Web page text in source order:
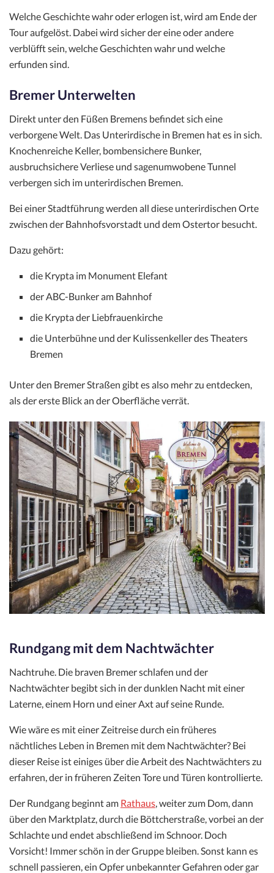
Welche Geschichte wahr oder erlogen ist, wird am Ende der
Tour aufgelöst. Dabei wird sicher der eine oder andere
verblüfft sein, welche Geschichten wahr und welche
erfunden sind.
Bremer Unterwelten
Direkt unter den Füßen Bremens befindet sich eine
verborgene Welt. Das Unterirdische in Bremen hat es in sich.
Knochenreiche Keller, bombensichere Bunker,
ausbruchsichere Verliese und sagenumwobene Tunnel
verbergen sich im unterirdischen Bremen.
Bei einer Stadtführung werden all diese unterirdischen Orte
zwischen der Bahnhofsvorstadt und dem Ostertor besucht.
Dazu gehört:
die Krypta im Monument Elefant
der ABC-Bunker am Bahnhof
die Krypta der Liebfrauenkirche
die Unterbühne und der Kulissenkeller des Theaters
Bremen
Unter den Bremer Straßen gibt es also mehr zu entdecken,
als der erste Blick an der Oberfläche verrät.
Rundgang mit dem Nachtwächter
Nachtruhe. Die braven Bremer schlafen und der
Nachtwächter begibt sich in der dunklen Nacht mit einer
Laterne, einem Horn und einer Axt auf seine Runde.
Wie wäre es mit einer Zeitreise durch ein früheres
nächtliches Leben in Bremen mit dem Nachtwächter? Bei
dieser Reise ist einiges über die Arbeit des Nachtwächters zu
erfahren, der in früheren Zeiten Tore und Türen kontrollierte.
Der Rundgang beginnt am Rathaus, weiter zum Dom, dann
über den Marktplatz, durch die Böttcherstraße, vorbei an der
Schlachte und endet abschließend im Schnoor. Doch
Vorsicht! Immer schön in der Gruppe bleiben. Sonst kann es
schnell passieren, ein Opfer unbekannter Gefahren oder gar